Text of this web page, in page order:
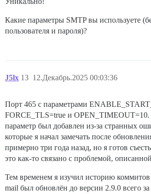
Какие параметры SMTP вы используете
пользователя и пароля)?
J5lx 12.Декабрь.2025 00:03:36
13
Порт 465 с параметрами
FORCE_TLS=true и
параметр был добавлен из-за странных
которые я начал замечать после
примерно три года назад, но я готов
это как-то связано с проблемой,
Тем временем я изучил историю коммитов
mail был обновлён до версии 2.9.0 всего